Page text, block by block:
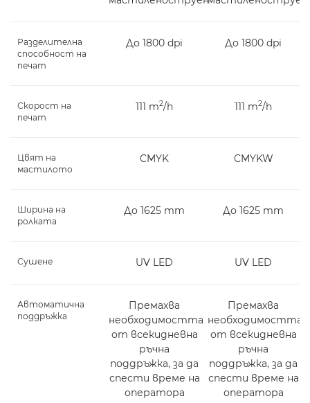
Разделителна
способност на
печат
До 1800 dpi До 1800 dpi
Скорост на
печат
111 m2/h 111 m2/h
Цвят на
мастилото
CMYK CMYKW
Ширина на
ролката
До 1625 mm До 1625 mm
Сушене UV LED UV LED
Автоматична
поддръжка
Премахва
необходимостта
от всекидневна
ръчна
поддръжка, за да
спести време на
оператора
Премахва
необходимостта
от всекидневна
ръчна
поддръжка, за да
спести време на
оператора